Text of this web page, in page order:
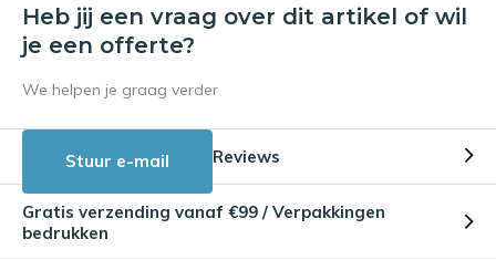
Heb jij een vraag over dit artikel of wil
je een offerte?
We helpen je graag verder
Stuur e-mail Reviews
Gratis verzending vanaf €99 / Verpakkingen
bedrukken